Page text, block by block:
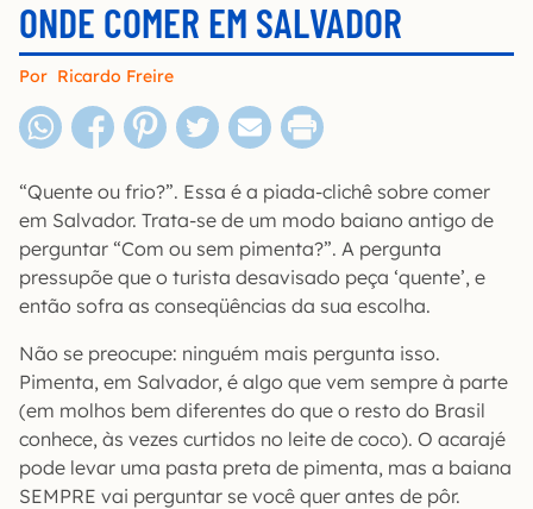
ONDE COMER EM SALVADOR
Por Ricardo Freire
“Quente ou frio?”. Essa é a piada-clichê sobre comer
em Salvador. Trata-se de um modo baiano antigo de
perguntar “Com ou sem pimenta?”. A pergunta
pressupõe que o turista desavisado peça ‘quente’, e
então sofra as conseqüências da sua escolha.
Não se preocupe: ninguém mais pergunta isso.
Pimenta, em Salvador, é algo que vem sempre à parte
(em molhos bem diferentes do que o resto do Brasil
conhece, às vezes curtidos no leite de coco). O acarajé
pode levar uma pasta preta de pimenta, mas a baiana
SEMPRE vai perguntar se você quer antes de pôr.